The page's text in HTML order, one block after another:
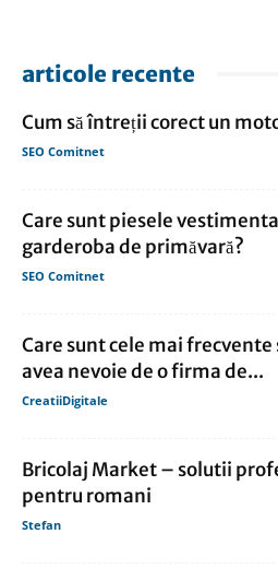
articole recente
Cum să întreții corect un
SEO Comitnet
Care sunt piesele
garderoba de primăvară?
SEO Comitnet
Care sunt cele mai
avea nevoie de o firma de...
CreatiiDigitale
Bricolaj Market – solutii
pentru romani
Stefan